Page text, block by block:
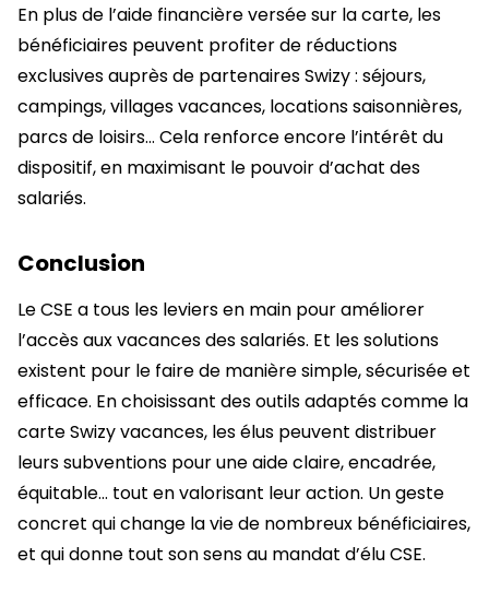
En plus de l’aide financière versée sur la carte, les
bénéficiaires peuvent profiter de réductions
exclusives auprès de partenaires Swizy : séjours,
campings, villages vacances, locations saisonnières,
parcs de loisirs… Cela renforce encore l’intérêt du
dispositif, en maximisant le pouvoir d’achat des
salariés.
Conclusion
Le CSE a tous les leviers en main pour améliorer
l’accès aux vacances des salariés. Et les solutions
existent pour le faire de manière simple, sécurisée et
efficace. En choisissant des outils adaptés comme la
carte Swizy vacances, les élus peuvent distribuer
leurs subventions pour une aide claire, encadrée,
équitable… tout en valorisant leur action. Un geste
concret qui change la vie de nombreux bénéficiaires,
et qui donne tout son sens au mandat d’élu CSE.